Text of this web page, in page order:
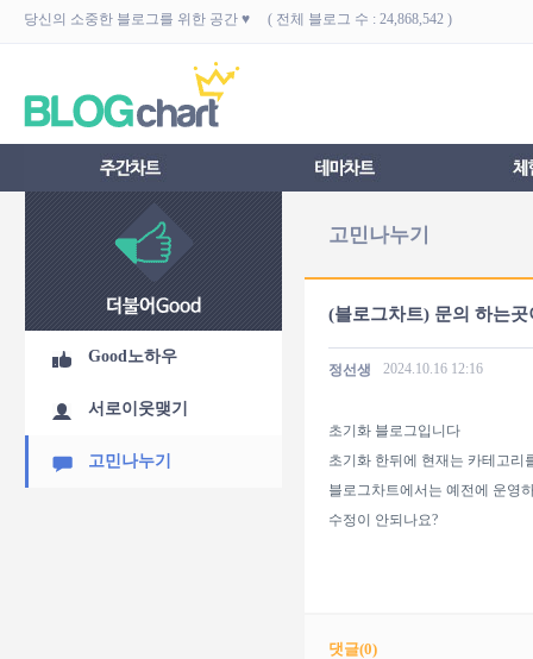
당신의 소중한 블로그를 위한 공간 ♥ ( 전체 블로그 수 : 24,868,542 )
Good노하우
서로이웃맺기
고민나누기
고민나누기
(블로그차트) 문의 하는
정선생 2024.10.16 12:16
초기화 블로그입니다
초기화 한뒤에 현재는 카테고리
블로그차트에서는 예전에 운영
수정이 안되나요?
댓글(0)